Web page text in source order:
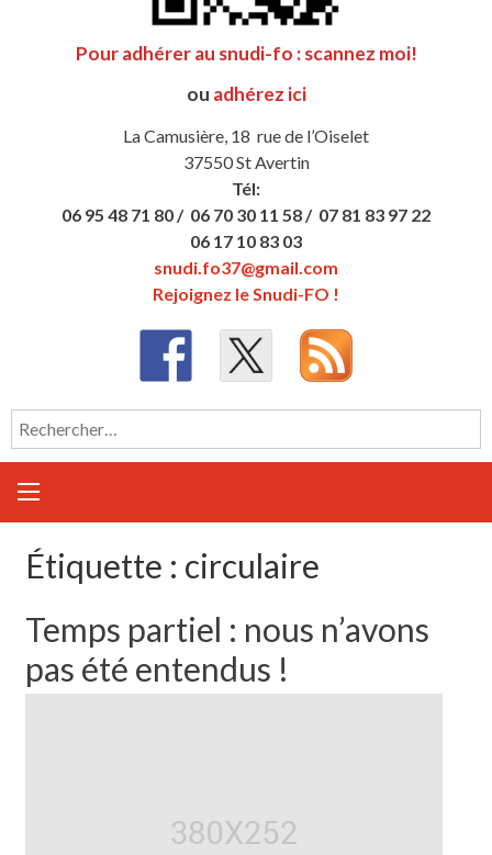
Pour adhérer au snudi-fo : scannez moi!
ou adhérez ici
La Camusière, 18 rue de l’Oiselet
37550 St Avertin
Tél:
06 95 48 71 80 / 06 70 30 11 58 / 07 81 83 97 22
06 17 10 83 03
snudi.fo37@gmail.com
Rejoignez le Snudi-FO !
Rechercher :
Étiquette : circulaire
Temps partiel : nous n’avons
pas été entendus !